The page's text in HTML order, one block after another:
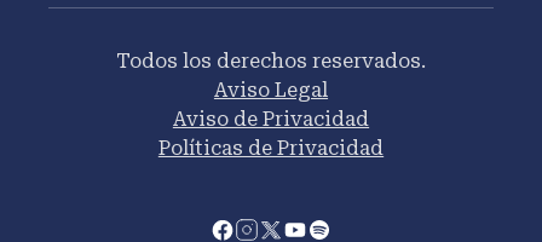
Todos los derechos reservados.
Aviso Legal
Aviso de Privacidad
Políticas de Privacidad